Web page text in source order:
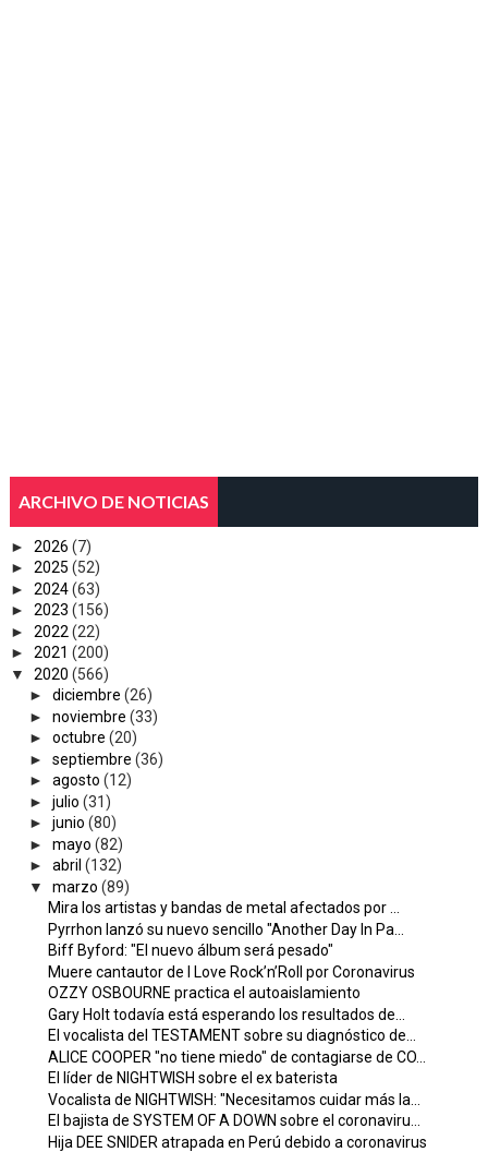
ARCHIVO DE NOTICIAS
► 2026 (7)
► 2025 (52)
► 2024(63)
► 2023 (156)
► 2022 (22)
► 2021 (200)
▼
2020 (566)
► diciembre (26)
► noviembre (33)
► octubre (20)
► septiembre (36)
► agosto (12)
► julio (31)
► junio (80)
► mayo (82)
► abril (132)
▼
marzo (89)
Mira los artistas y bandas de metal afectados por ...
Pyrrhon lanzó su nuevo sencillo "Another Day In Pa...
Biff Byford: "El nuevo álbum será pesado"
Muere cantautor de I Love Rock’n’Roll por Coronavirus
OZZY OSBOURNE practica el autoaislamiento
Gary Holt todavía está esperando los resultados de...
El vocalista del TESTAMENT sobre su diagnóstico de...
ALICE COOPER "no tiene miedo" de contagiarse de CO...
El líder de NIGHTWISH sobre el ex baterista
Vocalista de NIGHTWISH: "Necesitamos cuidar más la...
El bajista de SYSTEM OF A DOWN sobre el coronaviru...
Hija DEE SNIDER atrapada en Perú debido a coronavirus